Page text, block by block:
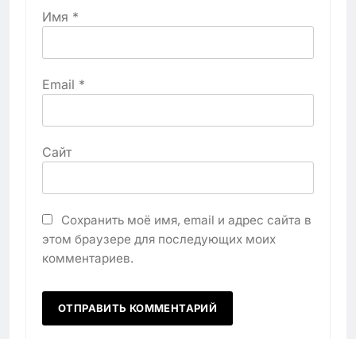
Имя *
Email *
Сайт
Сохранить моё имя, email и адрес сайта в
этом браузере для последующих моих
комментариев.